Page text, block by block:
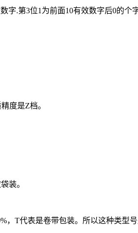
字.第3位1为前面10有效数字后0的个
度是Z档。
装。
T代表是卷带包装。所以这种类型号